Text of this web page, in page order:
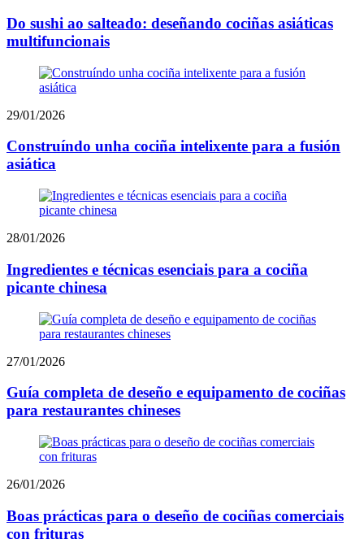
Do sushi ao salteado: deseñando cociñas asiáticas
multifuncionais
29/01/2026
Construíndo unha cociña intelixente para a fusión
asiática
28/01/2026
Ingredientes e técnicas esenciais para a cociña
picante chinesa
27/01/2026
Guía completa de deseño e equipamento de cociñas
para restaurantes chineses
26/01/2026
Boas prácticas para o deseño de cociñas comerciais
con frituras